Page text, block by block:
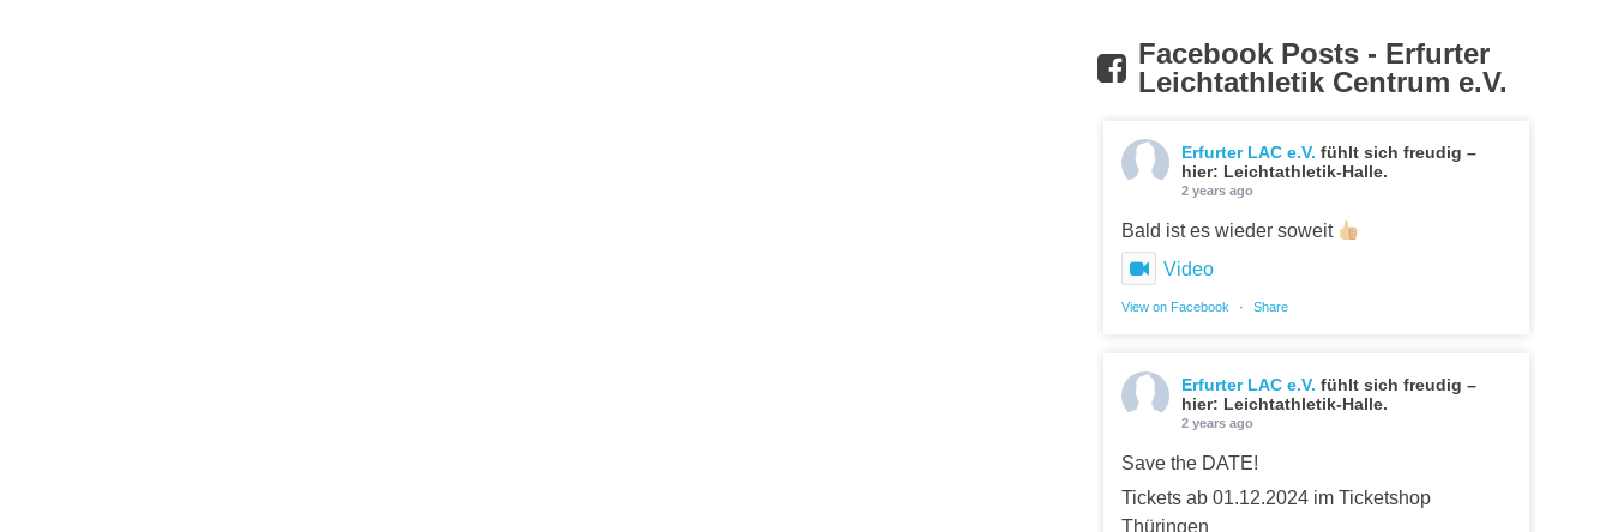
Facebook Posts - Erfurter
Leichtathletik Centrum e.V.
Erfurter LAC e.V. fühlt sich freudig –
hier: Leichtathletik-Halle.
2 years ago
Bald ist es wieder soweit
Video
View on Facebook · Share
Erfurter LAC e.V. fühlt sich freudig –
hier: Leichtathletik-Halle.
2 years ago
Save the DATE!
Tickets ab 01.12.2024 im Ticketshop
Thüringen